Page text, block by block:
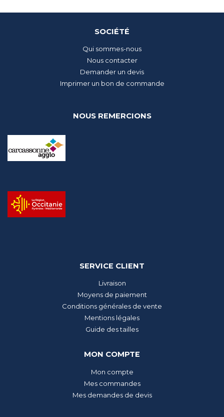
SOCIÉTÉ
Qui sommes-nous
Nous contacter
Demander un devis
Imprimer un bon de commande
NOUS REMERCIONS
SERVICE CLIENT
Livraison
Moyens de paiement
Conditions générales de vente
Mentions légales
Guide des tailles
MON COMPTE
Mon compte
Mes commandes
Mes demandes de devis